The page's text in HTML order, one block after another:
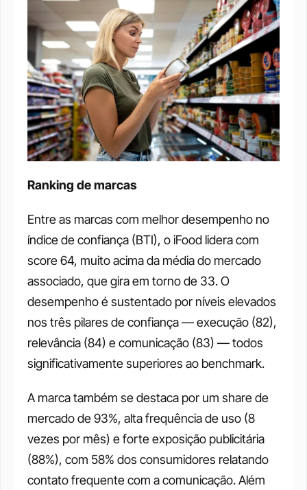
Ranking de marcas
Entre as marcas com melhor desempenho no
índice de confiança (BTI), o iFood lidera com
score 64, muito acima da média do mercado
associado, que gira em torno de 33. O
desempenho é sustentado por níveis elevados
nos três pilares de confiança — execução (82),
relevância (84) e comunicação (83) — todos
significativamente superiores ao benchmark.
A marca também se destaca por um share de
mercado de 93%, alta frequência de uso (8
vezes por mês) e forte exposição publicitária
(88%), com 58% dos consumidores relatando
contato frequente com a comunicação. Além